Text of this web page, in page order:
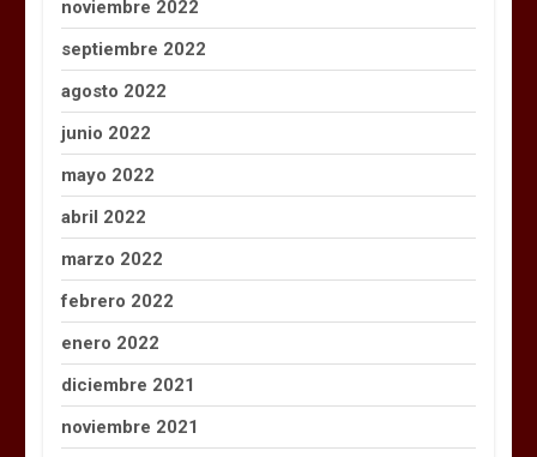
noviembre 2022
septiembre 2022
agosto 2022
junio 2022
mayo 2022
abril 2022
marzo 2022
febrero 2022
enero 2022
diciembre 2021
noviembre 2021